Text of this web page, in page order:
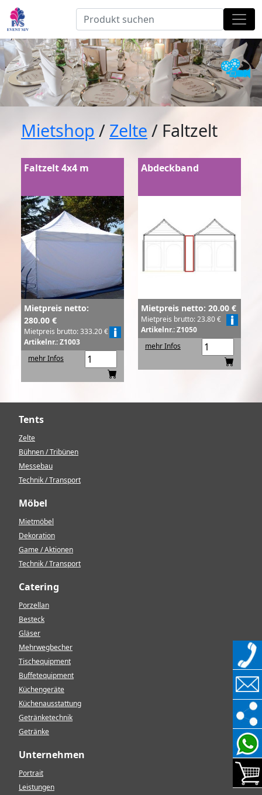
Mietshop / Zelte / Faltzelt
Faltzelt 4x4 m
Mietpreis netto:
280.00 €
Mietpreis brutto: 333.20 €
Artikelnr.: Z1003
mehr Infos
Abdeckband
Mietpreis netto: 20.00 €
Mietpreis brutto: 23.80 €
Artikelnr.: Z1050
mehr Infos
Tents
Zelte
Bühnen / Tribünen
Messebau
Technik / Transport
Möbel
Mietmöbel
Dekoration
Game / Aktionen
Technik / Transport
Catering
Porzellan
Besteck
Gläser
Mehrwegbecher
Tischequipment
Buffetequipment
Küchengeräte
Küchenausstattung
Getränketechnik
Getränke
Unternehmen
Portrait
Leistungen